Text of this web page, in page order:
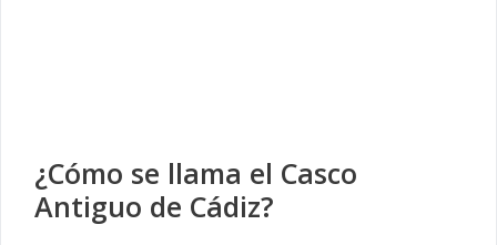
¿Cómo se llama el Casco
Antiguo de Cádiz?